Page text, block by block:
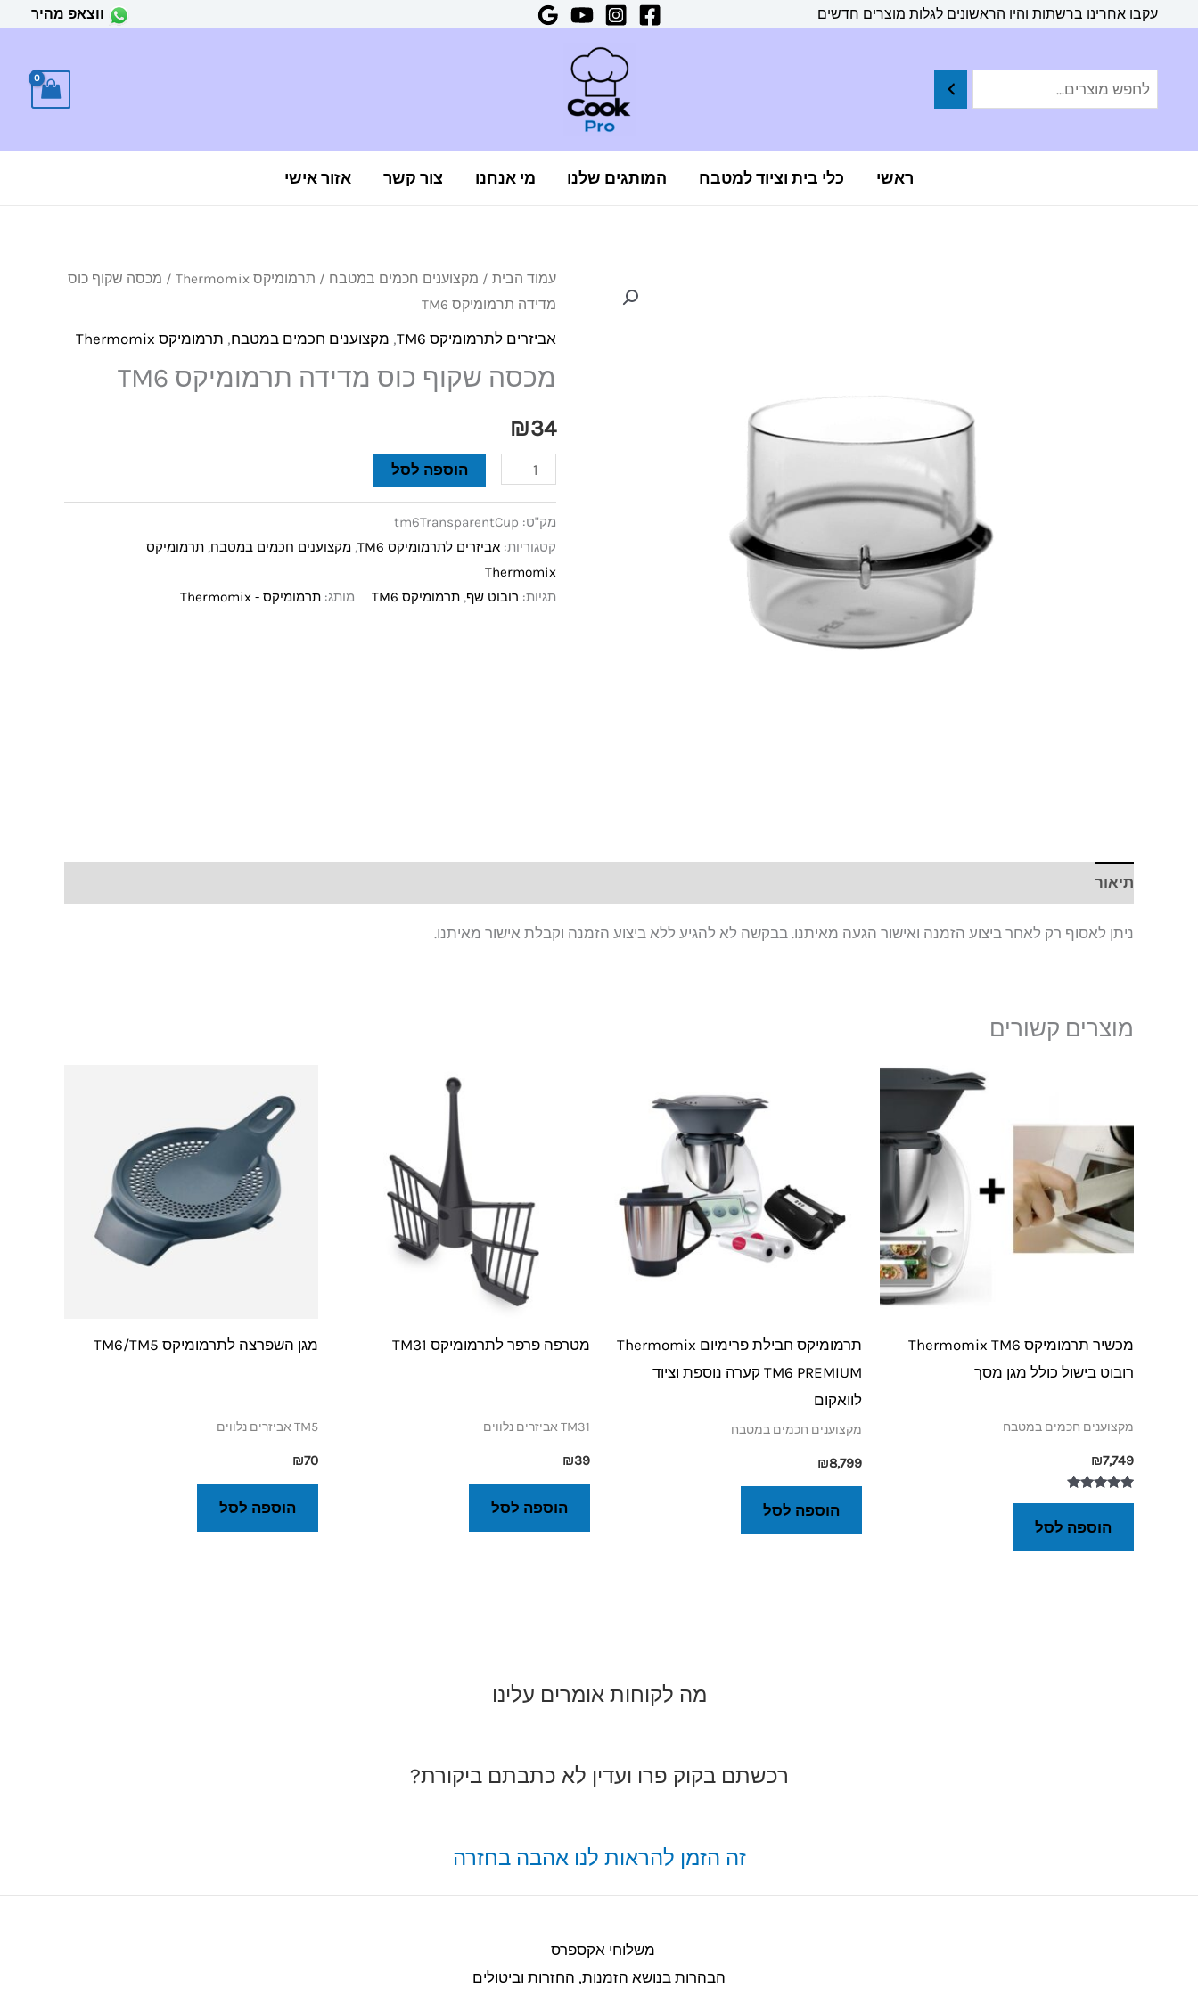
עקבו אחרינו ברשתות והיו הראשונים לגלות מוצרים חדשים ווצאפ מהיר
ראשי כלי בית וציוד למטבח המותגים שלנו מי אנחנו צור קשר אזור אישי
עמוד הבית / מקצוענים חכמים במטבח / תרמומיקס Thermomix
/ מכסה שקוף כוס
מדידה תרמומיקס TM6
אביזרים לתרמומיקס TM6 , מקצוענים חכמים במטבח, תרמומיקס Thermomix
מכסה שקוף כוס מדידה תרמומיקס TM6
₪34
כמות
של
מכסה
כוס
מדידה
TM6
הוספה לסל
מק"ט: tm6TransparentCup
קטגוריות: אביזרים לתרמומיקס TM6 , מקצוענים חכמים במטבח, תרמומיקס
Thermomix
תגיות: רובוט שף, תרמומיקס TM6 מותג: תרמומיקס - Thermomix
תיאור
ניתן לאסוף רק לאחר ביצוע הזמנה ואישור הגעה מאיתנו. בבקשה לא להגיע ללא ביצוע הזמנה וקבלת אישור מאיתנו.
מוצרים קשורים
מכשיר תרמומיקס Thermomix TM6
רובוט בישול כולל מגן מסך
מקצוענים חכמים במטבח
₪7,749
דורג
מתוך 5הוספה לסל
תרמומיקס חבילת פרימיום Thermomix
TM6 PREMIUM קערה נוספת וציוד
לוואקום
מקצוענים חכמים במטבח
₪8,799
הוספה לסל
מטרפה פרפר לתרמומיקס TM31
TM31 אביזרים נלווים
₪39
הוספה לסל
מגן השפרצה לתרמומיקס TM6/TM5
TM5 אביזרים נלווים
₪70
הוספה לסל
מה לקוחות אומרים עלינו
רכשתם בקוק פרו ועדין לא כתבתם ביקורת?
זה הזמן להראות לנו אהבה בחזרה
משלוחי אקספרס
הבהרות בנושא הזמנות, החזרות וביטולים​